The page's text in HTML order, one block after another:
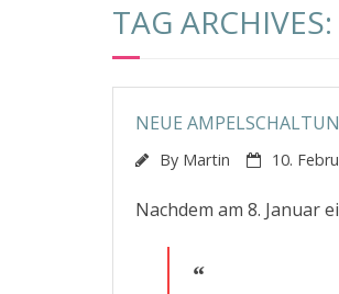
TAG
NEUE
By Martin 10.
Nachdem am 8.